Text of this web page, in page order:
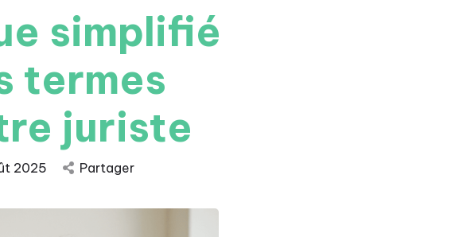
simplifié
termes
juriste
2025 Partager